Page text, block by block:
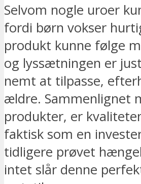
Selvom nogle uroer
fordi børn vokser
produkt kunne følge
og lyssætningen er
nemt at tilpasse,
ældre. Sammenlignet
produkter, er
faktisk som en
tidligere prøvet
intet slår denne